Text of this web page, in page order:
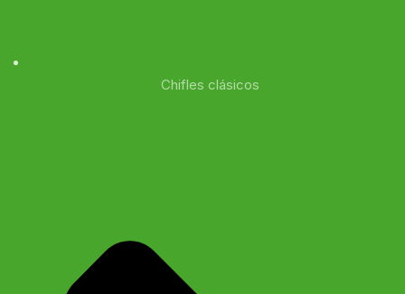
Chifles clásicos